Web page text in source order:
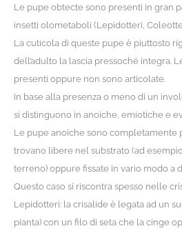
Le pupe obtecte sono presenti in gran
insetti olometaboli (Lepidotteri,
La cuticola di queste pupe è piuttosto
dell’adulto la lascia pressoché integra.
presenti oppure non sono articolate.
In base alla presenza o meno di un
si distinguono in anoiche, emiotiche e
Le pupe anoiche sono completamente
trovano libere nel substrato (ad
terreno) oppure fissate in vario modo a
Questo caso si riscontra spesso nelle
Lepidotteri: la crisalide è legata ad un
pianta) con un filo di seta che la cinge